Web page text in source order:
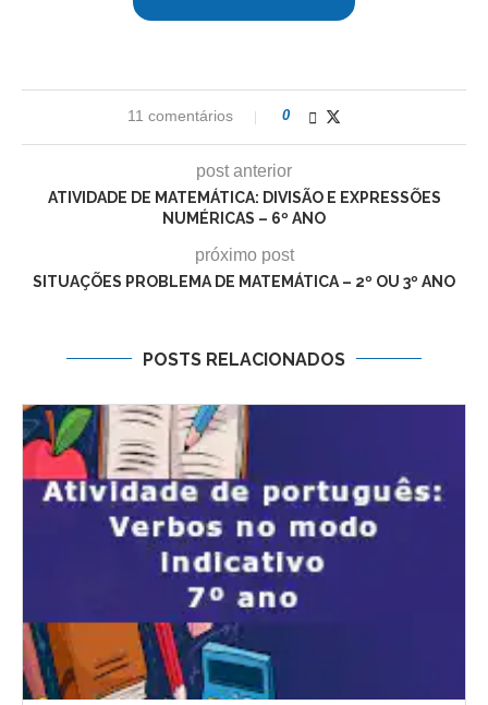
11 comentários 0
post anterior
ATIVIDADE DE MATEMÁTICA: DIVISÃO E EXPRESSÕES
NUMÉRICAS – 6º ANO
próximo post
SITUAÇÕES PROBLEMA DE MATEMÁTICA – 2º OU 3º ANO
POSTS RELACIONADOS